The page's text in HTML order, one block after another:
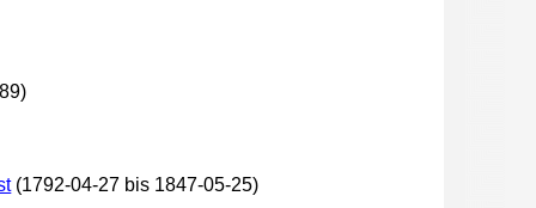
(1792-04-27 bis 1847-05-25)